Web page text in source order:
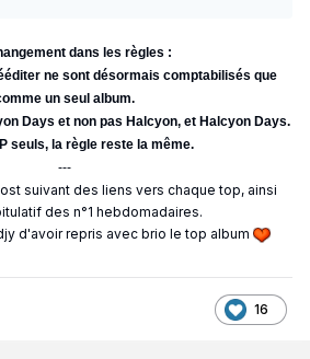
dans les règles :
ne sont désormais comptabilisés que
un seul album.
Days et non pas Halcyon, et Halcyon Days.
seuls, la règle reste la même.
---
suivant des liens vers chaque top, ainsi
des n°1 hebdomadaires.
d'avoir repris avec brio le top album
16